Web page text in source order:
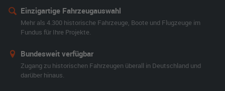
Einzigartige Fahrzeugauswahl
Mehr als 4.300 historische Fahrzeuge, Boote und Flugzeuge im
Fundus für Ihre Projekte.
Bundesweit verfügbar
Zugang zu historischen Fahrzeugen überall in Deutschland und
darüber hinaus.